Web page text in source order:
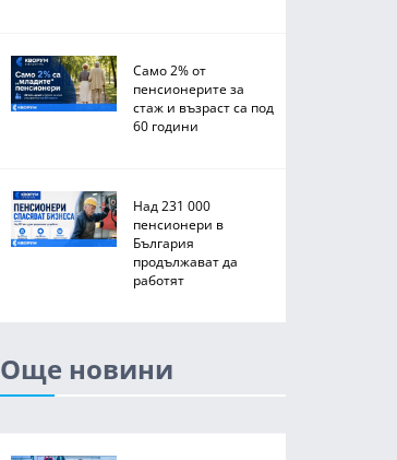
Само 2% от
пенсионерите за
стаж и възраст са под
60 години
Над 231 000
пенсионери в
България
продължават да
работят
Още новини